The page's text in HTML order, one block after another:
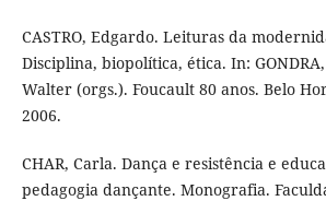
CASTRO, Edgardo. Leituras da
Disciplina, biopolítica, ética. In: GONDRA,
Walter (orgs.). Foucault 80 anos. Belo
2006.
CHAR, Carla. Dança e resistência e
pedagogia dançante. Monografia.